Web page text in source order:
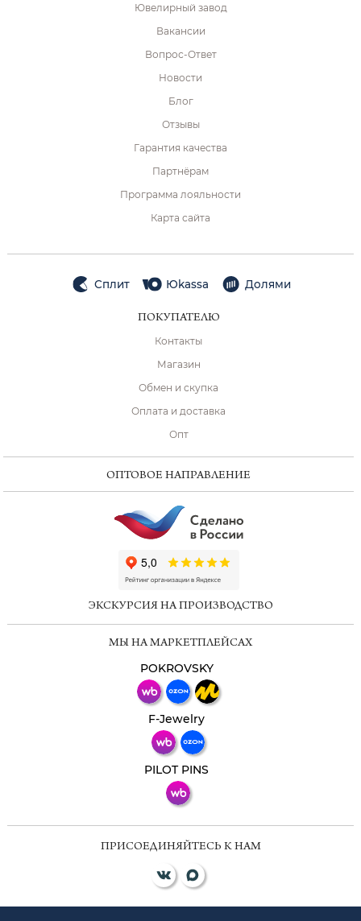
Ювелирный завод
Вакансии
Вопрос-Ответ
Новости
Блог
Отзывы
Гарантия качества
Партнёрам
Программа лояльности
Карта сайта
Сплит Юkassa Долями
ПОКУПАТЕЛЮ
Контакты
Магазин
Обмен и скупка
Оплата и доставка
Опт
ОПТОВОЕ НАПРАВЛЕНИЕ
ЭКСКУРСИЯ НА ПРОИЗВОДСТВО
МЫ НА МАРКЕТПЛЕЙСАХ
POKROVSKY
F-Jewelry
PILOT PINS
ПРИСОЕДИНЯЙТЕСЬ К НАМ